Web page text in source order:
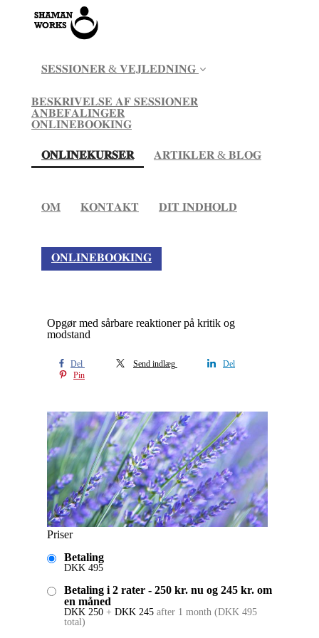
𝐒𝐄𝐒𝐒𝐈𝐎𝐍𝐄𝐑 & 𝐕𝐄𝐉𝐋𝐄𝐃𝐍𝐈𝐍𝐆
𝐁𝐄𝐒𝐊𝐑𝐈𝐕𝐄𝐋𝐒𝐄 𝐀𝐅 𝐒𝐄𝐒𝐒𝐈𝐎𝐍𝐄𝐑
𝐀𝐍𝐁𝐄𝐅𝐀𝐋𝐈𝐍𝐆𝐄𝐑
𝐎𝐍𝐋𝐈𝐍𝐄𝐁𝐎𝐎𝐊𝐈𝐍𝐆
𝐎𝐍𝐋𝐈𝐍𝐄𝐊𝐔𝐑𝐒𝐄𝐑(current)𝐀𝐑𝐓𝐈𝐊𝐋𝐄𝐑 & 𝐁𝐋𝐎𝐆
𝐎𝐌 𝐊𝐎𝐍𝐓𝐀𝐊𝐓 𝐃𝐈𝐓 𝐈𝐍𝐃𝐇𝐎𝐋𝐃
𝐎𝐍𝐋𝐈𝐍𝐄𝐁𝐎𝐎𝐊𝐈𝐍𝐆
Opgør med sårbare reaktioner på kritik og
modstand
Del Send indlæg
Del
Pin
Priser
Betaling
DKK 495
Betaling i 2 rater - 250 kr. nu og 245 kr. om
en måned
DKK 250 + DKK 245 after 1 month (DKK 495
total)